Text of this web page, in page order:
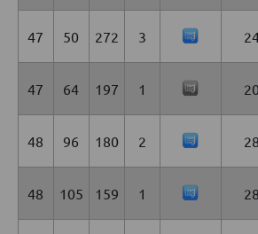
47 50 272 3
47 64 197 1
48 96 180 2
48 105 159 1